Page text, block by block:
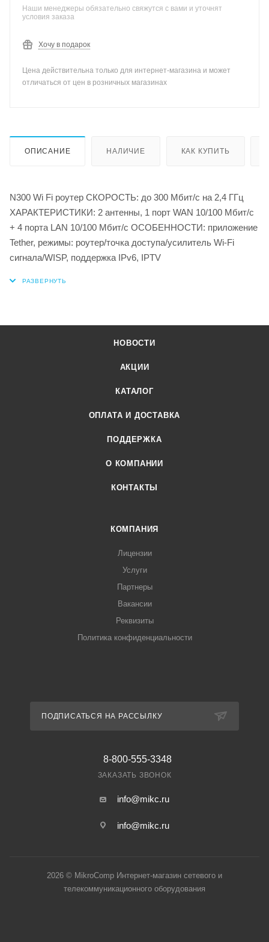
Наши менеджеры обязательно свяжутся с вами и уточнят
условия заказа
Хочу в подарок
Цена действительна только для интернет-магазина и может
отличаться от цен в розничных магазинах
ОПИСАНИЕ НАЛИЧИЕ КАК КУПИТЬ
N300 Wi Fi роутер СКОРОСТЬ: до 300 Мбит/с на 2,4 ГГц
ХАРАКТЕРИСТИКИ: 2 антенны, 1 порт WAN 10/100 Мбит/с
+ 4 порта LAN 10/100 Мбит/с ОСОБЕННОСТИ: приложение
Tether, режимы: роутер/точка доступа/усилитель Wi-Fi
сигнала/WISP, поддержка IPv6, IPTV
НОВОСТИ
АКЦИИ
КАТАЛОГ
ОПЛАТА И ДОСТАВКА
ПОДДЕРЖКА
О КОМПАНИИ
КОНТАКТЫ
КОМПАНИЯ
Лицензии
Услуги
Партнеры
Вакансии
Реквизиты
Политика конфиденциальности
ПОДПИСАТЬСЯ НА РАССЫЛКУ
8-800-555-3348
ЗАКАЗАТЬ ЗВОНОК
info@mikc.ru
info@mikc.ru
2026 © MikroComp Интернет-магазин сетевого и
телекоммуникационного оборудования